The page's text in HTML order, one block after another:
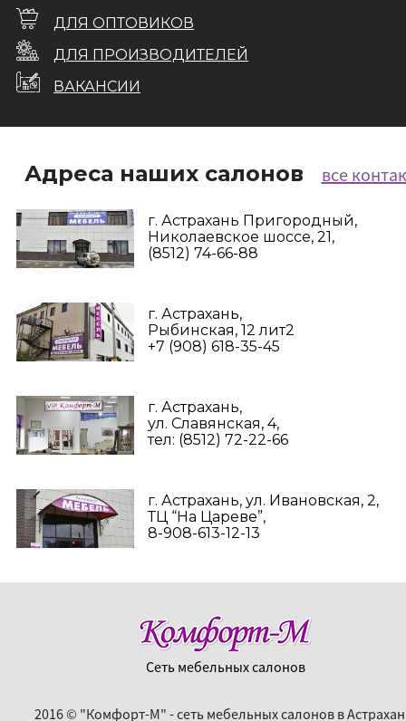
ДЛЯ ОПТОВИКОВ
ДЛЯ ПРОИЗВОДИТЕЛЕЙ
ВАКАНСИИ
Адреса наших салонов все
г. Астрахань Пригородный,
Николаевское шоссе, 21,
(8512) 74-66-88
г. Астрахань,
Рыбинская, 12 лит2
+7 (908) 618-35-45‬
г. Астрахань,
ул. Славянская, 4,
тел: (8512) 72-22-66
г. Астрахань, ул. Ивановская, 2,
ТЦ “На Цареве”,
8-908-613-12-13
Сеть мебельных салонов
2016 © "Комфорт-М" - сеть мебельных салонов в